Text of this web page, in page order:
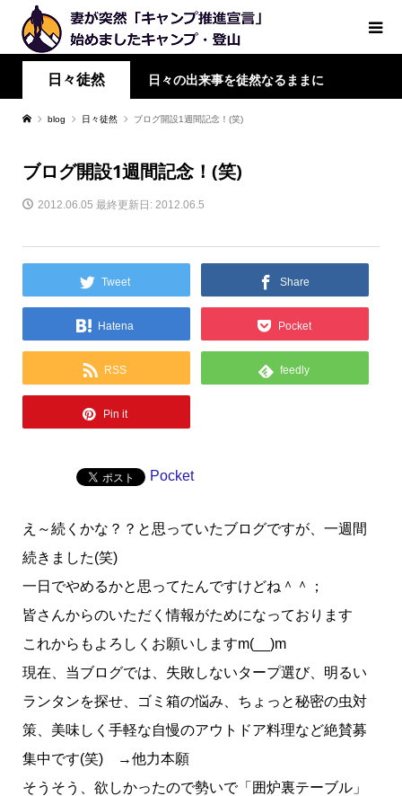
日々徒然 日々の出来事を徒然なるままに
blog 日々徒然 ブログ開設1週間記念！(笑)
ブログ開設1週間記念！(笑)
2012.06.05 最終更新日: 2012.06.5
Tweet Share
Hatena Pocket
RSS feedly
Pin it
Pocket
え～続くかな？？と思っていたブログですが、一週間
続きました(笑)
一日でやめるかと思ってたんですけどね＾＾；
皆さんからのいただく情報がためになっております
これからもよろしくお願いしますm(__)m
現在、当ブログでは、失敗しないタープ選び、明るい
ランタンを探せ、ゴミ箱の悩み、ちょっと秘密の虫対
策、美味しく手軽な自慢のアウトドア料理など絶賛募
集中です(笑) →他力本願
そうそう、欲しかったので勢いで「囲炉裏テーブル」